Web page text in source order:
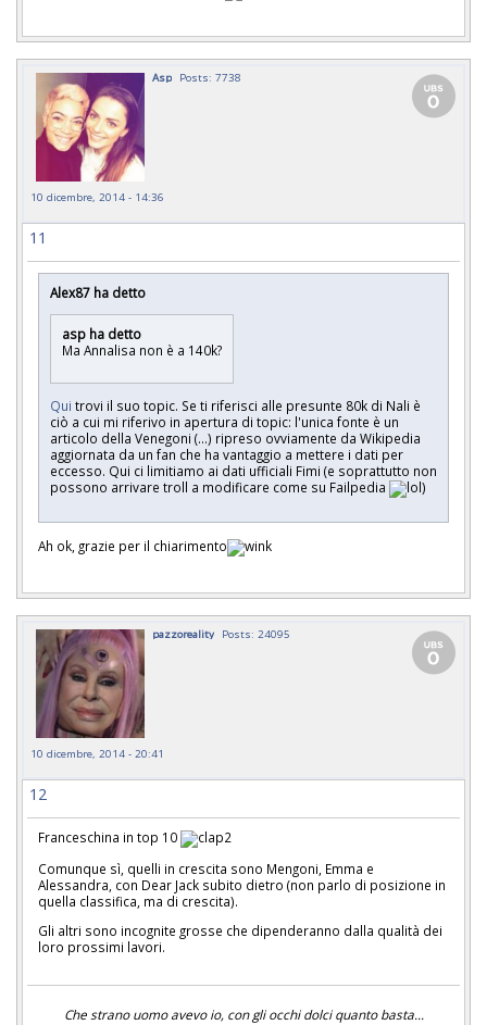
Asp Posts: 7738
10 dicembre, 2014 - 14:36
11
Alex87 ha detto
asp ha detto
Ma Annalisa non è a 140k?
Qui trovi il suo topic. Se ti riferisci alle presunte 80k di Nali è
ciò a cui mi riferivo in apertura di topic: l'unica fonte è un
articolo della Venegoni (...) ripreso ovviamente da Wikipedia
aggiornata da un fan che ha vantaggio a mettere i dati per
eccesso. Qui ci limitiamo ai dati ufficiali Fimi (e soprattutto non
possono arrivare troll a modificare come su Failpedia
)
Ah ok, grazie per il chiarimento
pazzoreality Posts: 24095
10 dicembre, 2014 - 20:41
12
Franceschina in top 10
Comunque sì, quelli in crescita sono Mengoni, Emma e
Alessandra, con Dear Jack subito dietro (non parlo di posizione in
quella classifica, ma di crescita).
Gli altri sono incognite grosse che dipenderanno dalla qualità dei
loro prossimi lavori.
Che strano uomo avevo io, con gli occhi dolci quanto basta...